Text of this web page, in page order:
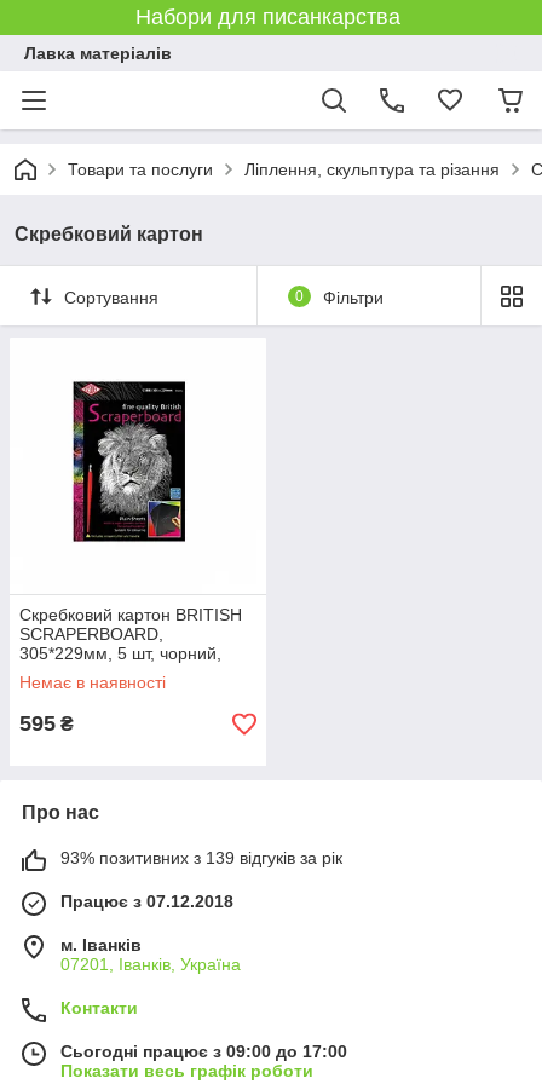
Набори для писанкарства
Лавка матеріалів
Товари та послуги Ліплення, скульптура та різання
Скребковий картон
Сортування 0 Фільтри
Скребковий картон BRITISH
SCRAPERBOARD,
305*229мм, 5 шт, чорний,
ESSDEE
Немає в наявності
595 ₴
Про нас
93% позитивних з 139 відгуків за рік
Працює з 07.12.2018
м. Іванків
07201, Іванків, Україна
Контакти
Сьогодні працює з 09:00 до 17:00
Показати весь графік роботи